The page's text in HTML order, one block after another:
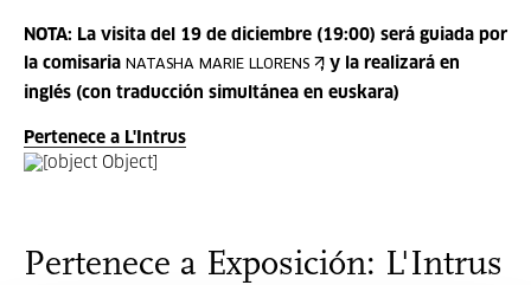
NOTA: La visita del 19 de diciembre (19:00) será guiada por
la comisaria NATASHA MARIE LLORENS
, y la realizará en
inglés (con traducción simultánea en euskara)
Pertenece a L'Intrus
Pertenece a Exposición: L'Intrus